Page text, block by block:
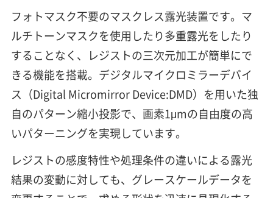
フォトマスク不要のマスクレス露光装置です。マ
ルチトーンマスクを使用したり多重露光をしたり
することなく、レジストの三次元加工が簡単にで
きる機能を搭載。デジタルマイクロミラーデバイ
ス（Digital Micromirror Device:DMD）を用いた独
自のパターン縮小投影で、画素1μmの自由度の高
いパターニングを実現しています。
レジストの感度特性や処理条件の違いによる露光
結果の変動に対しても、グレースケールデータを